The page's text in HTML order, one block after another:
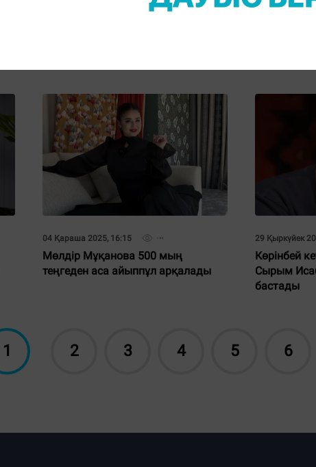
02 Сәуір 2026,
04 Қараша 2025, 16:15
Мөлдір Мұқанова 500 мың
теңгеден аса айыппұл арқалады
29 Қыркүйек
Көрінбей
Сырым
бастады
1 2 3 4 5 6